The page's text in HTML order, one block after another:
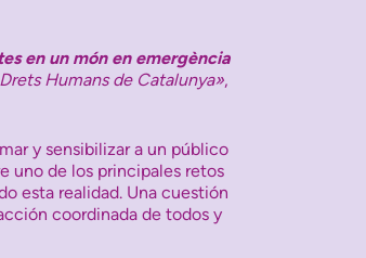
en un món en emergència
Humans de Catalunya»,
y sensibilizar a un público
uno de los principales retos
esta realidad. Una cuestión
coordinada de todos y